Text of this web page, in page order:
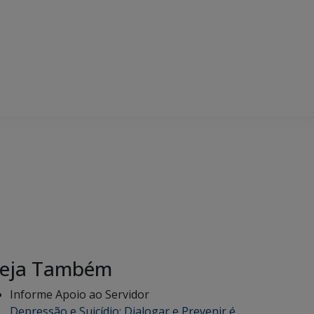
Também
Informe Apoio ao Servidor